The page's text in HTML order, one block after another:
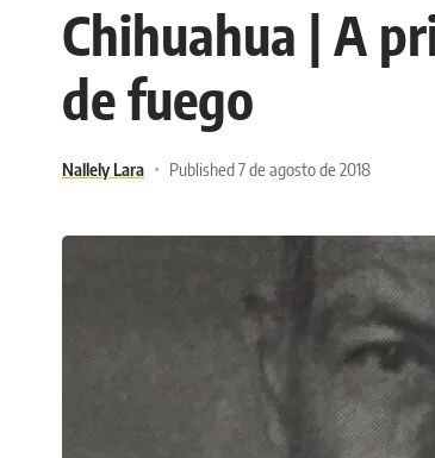
Chihuahua | A
de fuego
Nallely Lara Published 7 de agosto de 2018